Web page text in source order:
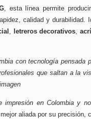
, esta línea permite
calidad y durabilidad.
, letreros decorativos,
con tecnología pensada
que saltan a la
impresión en Colombia y
aliada por su precisión,